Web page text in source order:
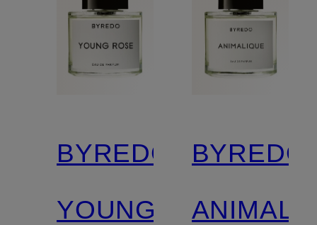
BYREDO
YOUNG
BYREDO